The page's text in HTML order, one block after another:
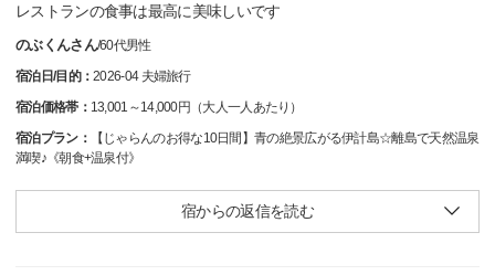
レストランの食事は最高に美味しいです
のぶくんさん/60代男性
宿泊日/目的：2026-04 夫婦旅行
宿泊価格帯： 13,001～14,000円（大人一人あたり）
宿泊プラン：
【じゃらんのお得な10日間】青の絶景広がる伊計島☆離島で天然温泉
満喫♪《朝食+温泉付》
宿からの返信を読む